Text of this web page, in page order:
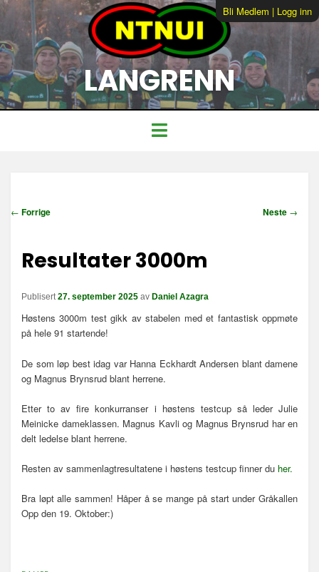
LANGRENN
Bli Medlem | Logg inn
I← Forrige Neste →
Resultater 3000m
Publisert27. september 2025 av Daniel Azagra
Høstens 3000m test gikk av stabelen med et fantastisk oppmøte
på hele 91 startende!
De som løp best idag var Hanna Eckhardt Andersen blant damene
og Magnus Brynsrud blant herrene.
Etter to av fire konkurranser i høstens testcup så leder Julie
Meinicke dameklassen. Magnus Kavli og Magnus Brynsrud har en
delt ledelse blant herrene.
Resten av sammenlagtresultatene i høstens testcup finner du her.
Bra løpt alle sammen! Håper å se mange på start under Gråkallen
Opp den 19. Oktober:)